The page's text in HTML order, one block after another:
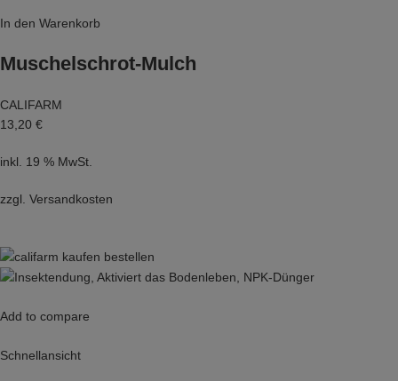
In den Warenkorb
Muschelschrot-Mulch
CALIFARM
13,20 €
inkl. 19 % MwSt.
zzgl. Versandkosten
Add to compare
Schnellansicht